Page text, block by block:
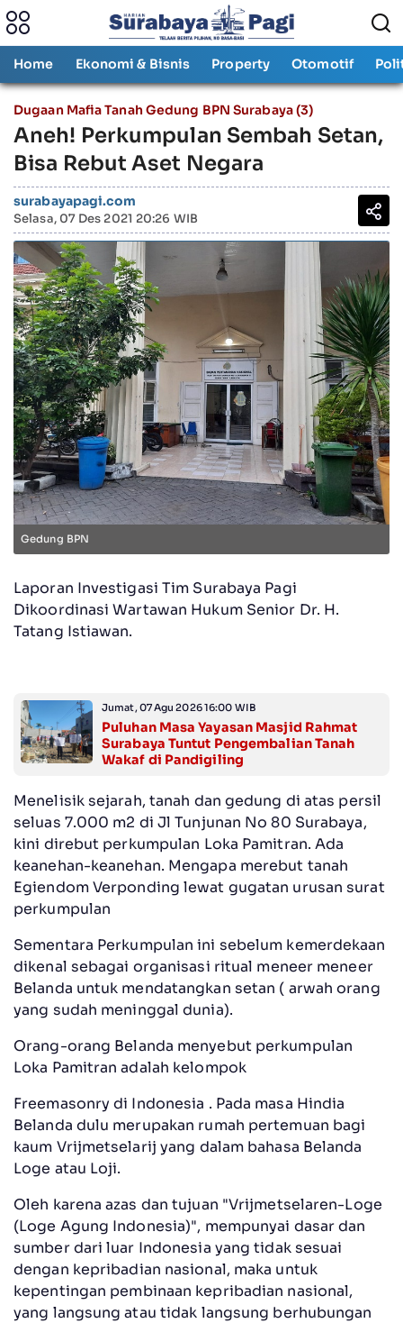
Home Ekonomi & Bisnis Property Otomotif
Dugaan Mafia Tanah Gedung BPN Surabaya (3)
Aneh! Perkumpulan Sembah Setan,
Bisa Rebut Aset Negara
surabayapagi.com
Selasa, 07 Des 2021 20:26 WIB
Gedung BPN
Laporan Investigasi Tim Surabaya Pagi
Dikoordinasi Wartawan Hukum Senior Dr. H.
Tatang Istiawan.
Jumat, 07 Agu 2026 16:00 WIB
Puluhan Masa Yayasan Masjid Rahmat
Surabaya Tuntut Pengembalian Tanah
Wakaf di Pandigiling
Menelisik sejarah, tanah dan gedung di atas persil
seluas 7.000 m2 di Jl Tunjunan No 80 Surabaya,
kini direbut perkumpulan Loka Pamitran. Ada
keanehan-keanehan. Mengapa merebut tanah
Egiendom Verponding lewat gugatan urusan surat
perkumpulan
Sementara Perkumpulan ini sebelum kemerdekaan
dikenal sebagai organisasi ritual meneer meneer
Belanda untuk mendatangkan setan ( arwah orang
yang sudah meninggal dunia).
Orang-orang Belanda menyebut perkumpulan
Loka Pamitran adalah kelompok
Freemasonry di Indonesia . Pada masa Hindia
Belanda dulu merupakan rumah pertemuan bagi
kaum Vrijmetselarij yang dalam bahasa Belanda
Loge atau Loji.
Oleh karena azas dan tujuan "Vrijmetselaren-Loge
(Loge Agung Indonesia)", mempunyai dasar dan
sumber dari luar Indonesia yang tidak sesuai
dengan kepribadian nasional, maka untuk
kepentingan pembinaan kepribadian nasional,
yang langsung atau tidak langsung berhubungan